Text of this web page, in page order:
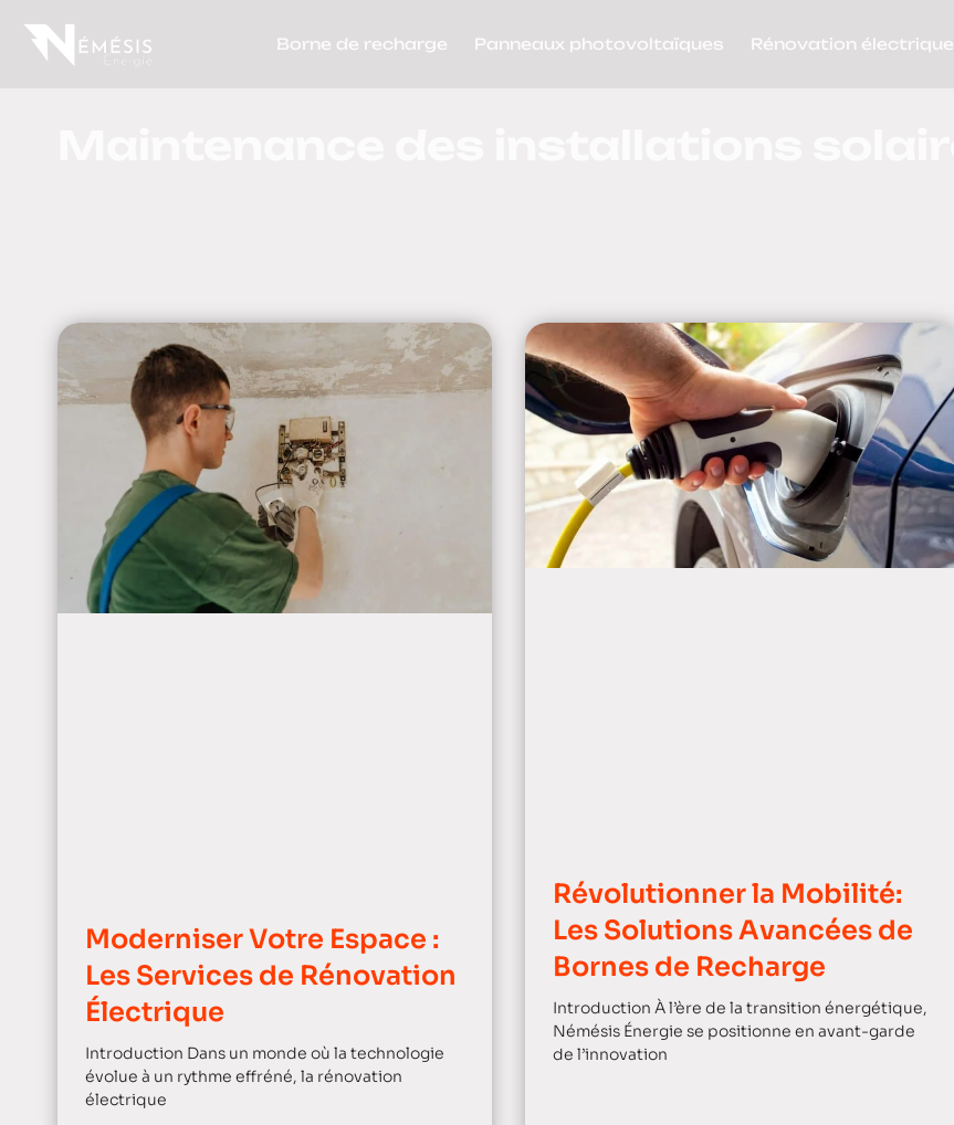
Borne de recharge Panneaux photovoltaïques Rénovation électrique
Moderniser Votre Espace :
Les Services de Rénovation
Électrique
Introduction Dans un monde où la technologie
évolue à un rythme effréné, la rénovation
électrique
Révolutionner la Mobilité:
Les Solutions Avancées de
Bornes de Recharge
Introduction À l’ère de la transition énergétique,
Némésis Énergie se positionne en avant-garde
de l’innovation